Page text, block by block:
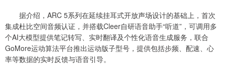
据介绍，ARC 5系列在延续挂耳式开放声场设计的基础上，首次
集成杜比空间音频认证，并搭载Cleer自研语音助手“听道”，可调用多
个AI大模型提供笔记转写、实时翻译及个性化语音生成服务，联合
GoMore运动算法平台推出运动版子型号，提供包括步频、配速、心
率等数据的实时反馈与语音引导。